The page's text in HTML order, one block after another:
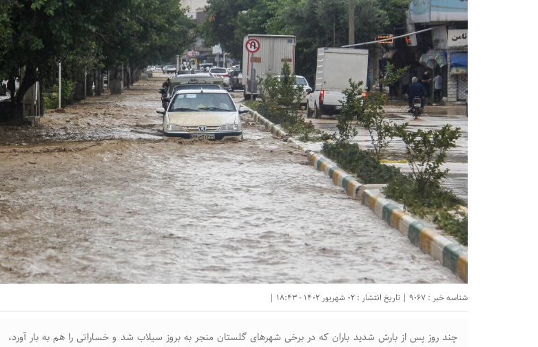
شناسه خبر : 9067 | تاریخ انتشار : 02 شهریور 1402 - 18:43 |
چند روز پس از بارش شدید باران که در برخی شهرهای گلستان منجر به بروز سیلاب شد و خساراتی را هم به بار آورد،